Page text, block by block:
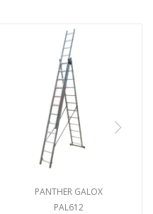
PANTHER GALOX
PAL612